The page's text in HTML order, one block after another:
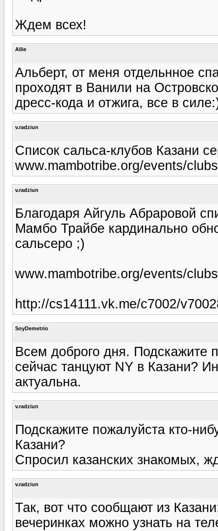
Ждем всех!
Allie
Альберт, от меня отдельнное
проходят в Ванили на
дресс-кода и отжига, все в
v.radziun
Список сальса-клубов Казани
www.mambotribe.org/events/
v.radziun
Благодаря Айгуль Абраровой
Мамбо Трайбе кардинально
сальсеро ;)
www.mambotribe.org/events/
http://cs14111.vk.me/c7002/
SoyDemetrio
Всем доброго дня. Подскажите
сейчас танцуют NY в Казани?
актуальна.
v.radziun
Подскажите пожалуйста кто-
Казани?
Спросил казанских знакомых,
v.radziun
Так, вот что сообщают из
вечеринках можно узнать на